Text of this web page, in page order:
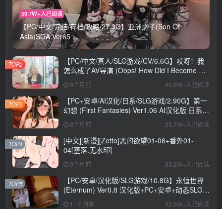
59.7W+人已阅读
【PC/中文/完结/存档/攻略/27.3G】亚洲之子(Son Of
Asia)SOA Ver65 ...
【PC/中文/真人/SLG游戏/CV/6.6G】哎呀！我
怎么成了AV导演 (Oops! How Did I Become An
AV Director?) Ver0.1.1 中文版+真人SLG游戏
+CV+6.6G
6个月前 45.9W+人已阅读
TOP2
【PC+安卓/AI汉化/日系/SLG游戏/2.90G】第一
幻想 (First Fantasies) Ver1.06 AI汉化版 日系
SLG游戏+2.90G
8个月前 33.7W+人已阅读
TOP3
[中文][新漫][Zetto]恶的欲望01-06+番外01-
04[堕落.无水印]
9个月前 33.2W+人已阅读
TOP4
【PC/安卓/汉化版/SLG游戏/10.8G】永恒世界
(Eternum) Ver0.8 汉化版+PC+安卓+动态SLG游
戏+10.8G
11个月前 32.9W+人已阅读
TOP5